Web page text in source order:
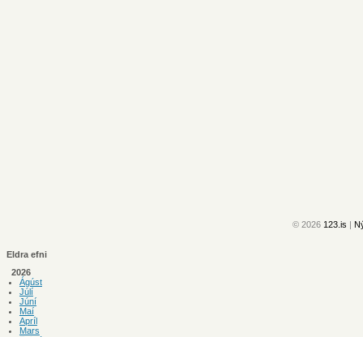
© 2026 123.is |
Eldra efni
2026
Ágúst
Júlí
Júní
Maí
Apríl
Mars